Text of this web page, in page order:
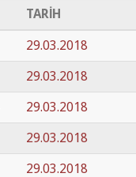
TARİH
29.03.2018
29.03.2018
29.03.2018
29.03.2018
29.03.2018